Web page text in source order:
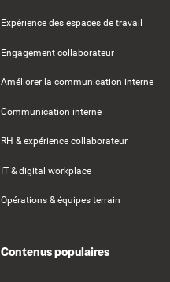
Expérience des espaces de travail
Engagement collaborateur
Améliorer la communication interne
Communication interne
RH & expérience collaborateur
IT & digital workplace
Opérations & équipes terrain
Contenus populaires